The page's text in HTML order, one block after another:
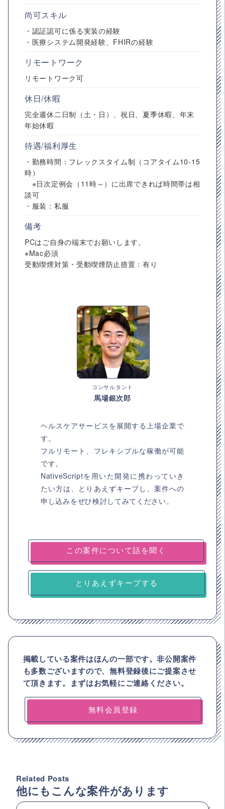
尚可スキル
・認証認可に係る実装の経験
・医療システム開発経験、FHIRの経験
リモートワーク
リモートワーク可
休日/休暇
完全週休二日制（土・日）、祝日、夏季休暇、年末
年始休暇
待遇/福利厚生
・勤務時間：フレックスタイム制（コアタイム10-15
時）
※日次定例会（11時～）に出席できれば時間帯は相
談可
・服装：私服
備考
PCはご自身の端末でお願いします。
※Mac必須
受動喫煙対策・受動喫煙防止措置：有り
コンサルタント
馬場銀次郎
ヘルスケアサービスを展開する上場企業で
す。
フルリモート、フレキシブルな稼働が可能
です。
NativeScriptを用いた開発に携わっていき
たい方は、とりあえずキープし、案件への
申し込みをぜひ検討してみてください。
とりあえずキープする
掲載している案件はほんの一部です。非公開案件
も多数ございますので、無料登録後にご提案させ
て頂きます。まずはお気軽にご連絡ください。
無料会員登録
Related Posts
他にもこんな案件があります